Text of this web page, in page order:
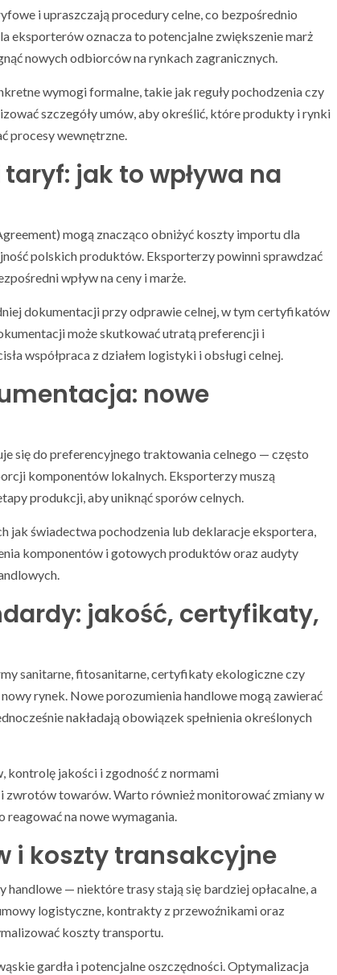
i upraszczają procedury celne, co bezpośrednio
eksporterów oznacza to potencjalne zwiększenie marż
nowych odbiorców na rynkach zagranicznych.
wymogi formalne, takie jak reguły pochodzenia czy
szczegóły umów, aby określić, które produkty i rynki
procesy wewnętrzne.
jak to wpływa na
mogą znacząco obniżyć koszty importu dla
polskich produktów. Eksporterzy powinni sprawdzać
wpływ na ceny i marże.
dokumentacji przy odprawie celnej, w tym certyfikatów
może skutkować utratą preferencji i
współpraca z działem logistyki i obsługi celnej.
nowe
się do preferencyjnego traktowania celnego — często
komponentów lokalnych. Eksporterzy muszą
produkcji, aby uniknąć sporów celnych.
jak świadectwa pochodzenia lub deklaracje eksportera,
komponentów i gotowych produktów oraz audyty
jakość, certyfikaty,
sanitarne, fitosanitarne, certyfikaty ekologiczne czy
rynek. Nowe porozumienia handlowe mogą zawierać
nakładają obowiązek spełnienia określonych
jakości i zgodność z normami
zwrotów towarów. Warto również monitorować zmiany w
na nowe wymagania.
i koszty transakcyjne
— niektóre trasy stają się bardziej opłacalne, a
logistyczne, kontrakty z przewoźnikami oraz
koszty transportu.
gardła i potencjalne oszczędności. Optymalizacja